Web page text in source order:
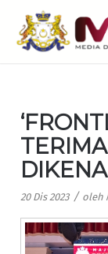
20 Dis 2023 / oleh